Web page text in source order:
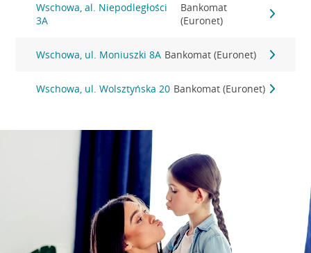
Wschowa, al. Niepodległości
3A
Bankomat
(Euronet)
Wschowa, ul. Moniuszki 8A Bankomat (Euronet)
Wschowa, ul. Wolsztyńska 20 Bankomat (Euronet)